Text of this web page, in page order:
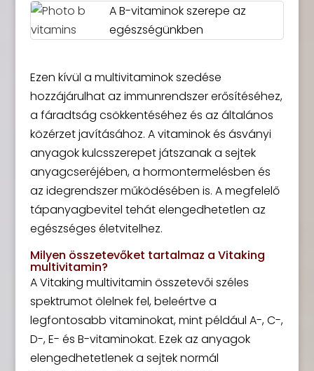
A B-vitaminok szerepe az
egészségünkben
Ezen kívül a multivitaminok szedése
hozzájárulhat az immunrendszer erősítéséhez,
a fáradtság csökkentéséhez és az általános
közérzet javításához. A vitaminok és ásványi
anyagok kulcsszerepet játszanak a sejtek
anyagcseréjében, a hormontermelésben és
az idegrendszer működésében is. A megfelelő
tápanyagbevitel tehát elengedhetetlen az
egészséges életvitelhez.
Milyen összetevőket tartalmaz a Vitaking
multivitamin?
A Vitaking multivitamin összetevői széles
spektrumot ölelnek fel, beleértve a
legfontosabb vitaminokat, mint például A-, C-,
D-, E- és B-vitaminokat. Ezek az anyagok
elengedhetetlenek a sejtek normál